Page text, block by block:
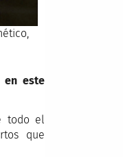
en este
todo el
que